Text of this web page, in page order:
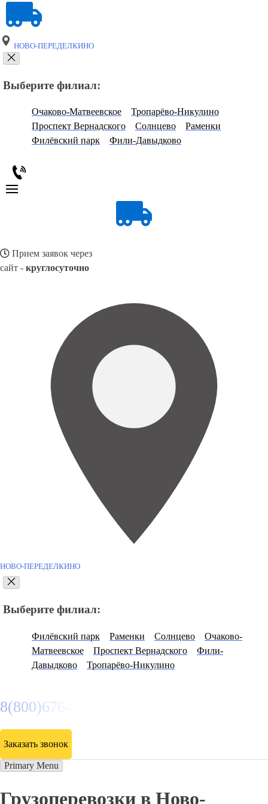
НОВО-ПЕРЕДЕЛКИНО
Выберите филиал:
Очаково-Матвеевское
Тропарёво-Никулино
Проспект Вернадского
Солнцево
Раменки
Филёвский парк
Фили-Давыдково
Прием заявок через
сайт - круглосуточно
НОВО-ПЕРЕДЕЛКИНО
Выберите филиал:
Филёвский парк Раменки Солнцево
Очаково-
Матвеевское
Проспект Вернадского
Фили-
Давыдково
Тропарёво-Никулино
8(800)6764935
Заказать звонок
Primary Menu
Грузоперевозки в Ново-